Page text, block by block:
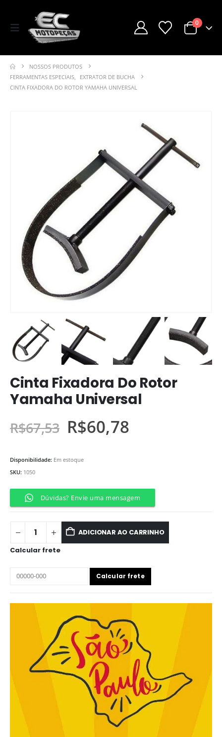
0
NOSSOS PRODUTOS
FERRAMENTAS ESPECIAIS,
EXTRATOR DE BUCHA
CINTA FIXADORA DO ROTOR YAMAHA UNIVERSAL
Cinta Fixadora Do Rotor
Yamaha Universal
R$67,53 R$60,78
Disponibilidade: Em estoque
SKU: 1050
Dúvidas? Envie uma mensagem
ADICIONAR AO CARRINHO
Calcular frete